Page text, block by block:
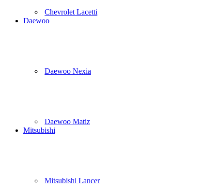
Chevrolet Lacetti
Daewoo
Daewoo Nexia
Daewoo Matiz
Mitsubishi
Mitsubishi Lancer